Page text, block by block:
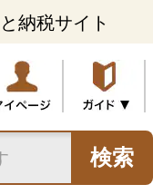
納税サイト
検索